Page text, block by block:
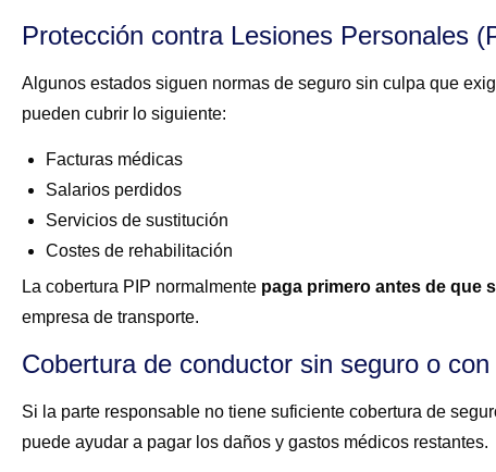
Protección contra Lesiones Personales
Algunos estados siguen normas de seguro sin culpa que
pueden cubrir lo siguiente:
Facturas médicas
Salarios perdidos
Servicios de sustitución
Costes de rehabilitación
La cobertura PIP normalmente paga primero antes de que
empresa de transporte.
Cobertura de conductor sin seguro o
Si la parte responsable no tiene suficiente cobertura de
puede ayudar a pagar los daños y gastos médicos restantes.